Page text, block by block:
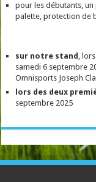
pour les débutants,
palette, protection de
sur notre stand ,
samedi 6 septembre
Omnisports Joseph
lors des deux
septembre 2025